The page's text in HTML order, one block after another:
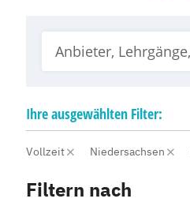
Ihreausgewählten Filter:
Vollzeit Niedersachsen
Filtern nach